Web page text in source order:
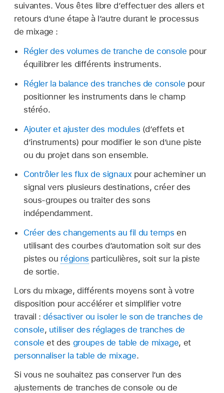
suivantes. Vous êtes libre d’effectuer des allers et
retours d’une étape à l’autre durant le processus
de mixage :
Régler des volumes de tranche de console pour
équilibrer les différents instruments.
Régler la balance des tranches de console pour
positionner les instruments dans le champ
stéréo.
Ajouter et ajuster des modules (d’effets et
d’instruments) pour modifier le son d’une piste
ou du projet dans son ensemble.
Contrôler les flux de signaux pour acheminer un
signal vers plusieurs destinations, créer des
sous-groupes ou traiter des sons
indépendamment.
Créer des changements au fil du temps en
utilisant des courbes d’automation soit sur des
pistes ou régions particulières, soit sur la piste
de sortie.
Lors du mixage, différents moyens sont à votre
disposition pour accélérer et simplifier votre
travail :désactiver ou isoler le son de tranches de
console, utiliser des réglages de tranches de
console et des groupes de table de mixage, et
personnaliser la table de mixage.
Si vous ne souhaitez pas conserver l’un des
ajustements de tranches de console ou de